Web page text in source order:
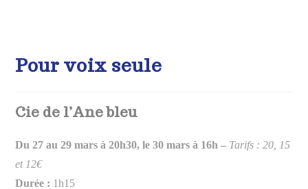
Pour voix seule
Cie de l’Ane bleu
Du 27 au 29 mars à 20h30, le 30 mars à 16h – Tarifs : 20, 15
et 12€
Durée : 1h15